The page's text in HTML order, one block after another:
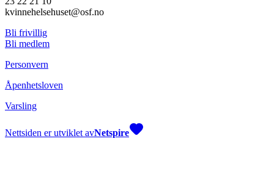
kvinnehelsehuset@osf.no
Bli frivillig
Bli medlem
Personvern
Åpenhetsloven
Varsling
Nettsiden er utviklet avNetspire